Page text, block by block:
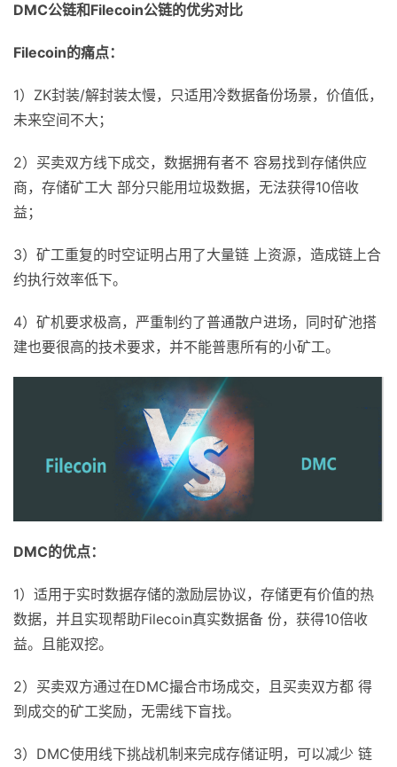
DMC公链和Filecoin公链的优劣对比
Filecoin的痛点：
1）ZK封装/解封装太慢，只适用冷数据备份场景，价值低，
未来空间不大；
2）买卖双方线下成交，数据拥有者不 容易找到存储供应
商，存储矿工大 部分只能用垃圾数据，无法获得10倍收
益；
3）矿工重复的时空证明占用了大量链 上资源，造成链上合
约执行效率低下。
4）矿机要求极高，严重制约了普通散户进场，同时矿池搭
建也要很高的技术要求，并不能普惠所有的小矿工。
DMC的优点：
1）适用于实时数据存储的激励层协议，存储更有价值的热
数据，并且实现帮助Filecoin真实数据备 份，获得10倍收
益。且能双挖。
2）买卖双方通过在DMC撮合市场成交，且买卖双方都 得
到成交的矿工奖励，无需线下盲找。
3）DMC使用线下挑战机制来完成存储证明，可以减少 链